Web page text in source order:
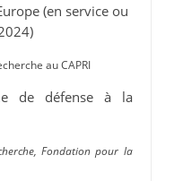
(en service ou
au CAPRI
de défense à la
Fondation pour la